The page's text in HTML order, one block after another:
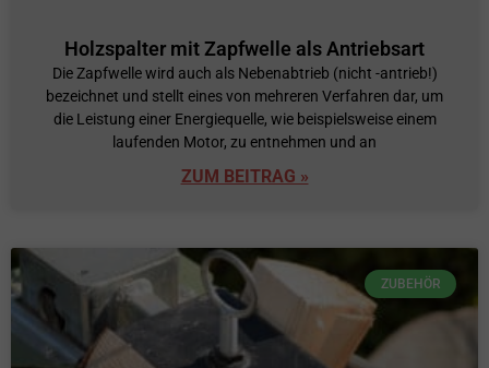
Holzspalter mit Zapfwelle als Antriebsart
Die Zapfwelle wird auch als Nebenabtrieb (nicht -antrieb!)
bezeichnet und stellt eines von mehreren Verfahren dar, um
die Leistung einer Energiequelle, wie beispielsweise einem
laufenden Motor, zu entnehmen und an
ZUM BEITRAG »
ZUBEHÖR